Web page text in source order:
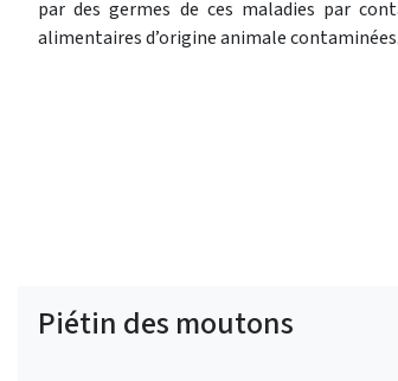
par des germes de ces maladies par
alimentaires d’origine animale contaminées.
Piétin des moutons